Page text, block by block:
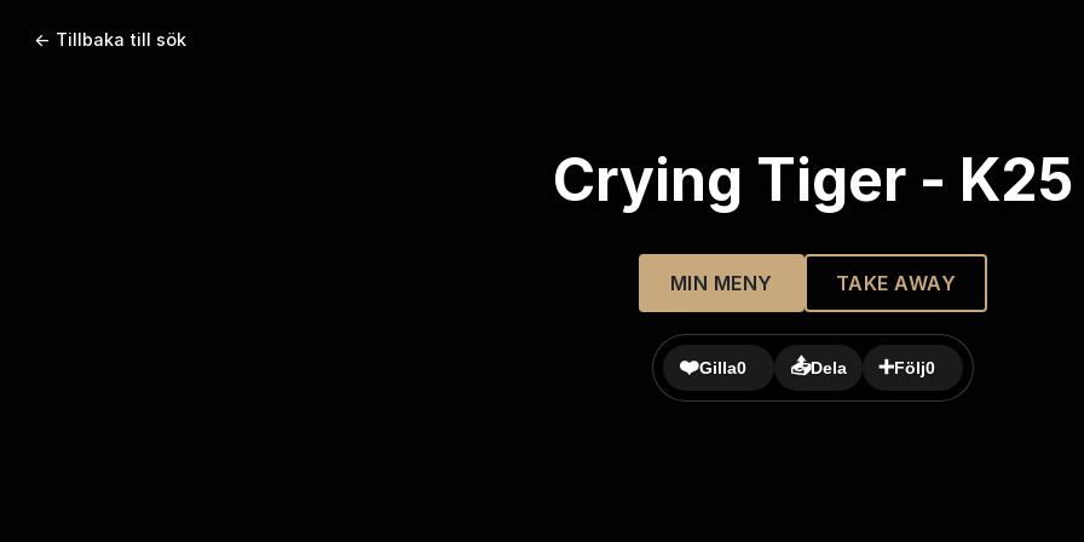
← Tillbaka till sök
Crying Tiger - K25
MIN MENY TAKE AWAY
❤️Gilla0 📤Dela ➕Följ0